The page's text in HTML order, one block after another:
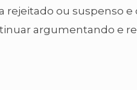
rejeitado ou suspenso
argumentando e